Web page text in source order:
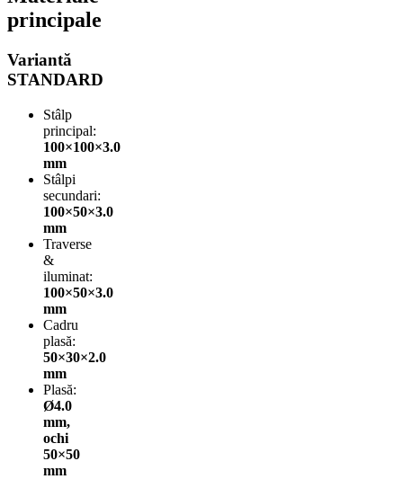
principale
Variantă
STANDARD
Stâlp
principal:
100×100×3.0
mm
Stâlpi
secundari:
100×50×3.0
mm
Traverse
&
iluminat:
100×50×3.0
mm
Cadru
plasă:
50×30×2.0
mm
Plasă:
Ø4.0
mm,
ochi
50×50
mm